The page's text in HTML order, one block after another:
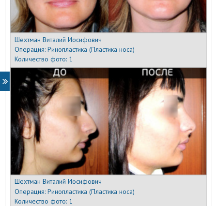
Шехтман Виталий Иосифович
Операция:Ринопластика (Пластика носа)
Количество фото: 1
Шехтман Виталий Иосифович
Операция:Ринопластика (Пластика носа)
Количество фото: 1